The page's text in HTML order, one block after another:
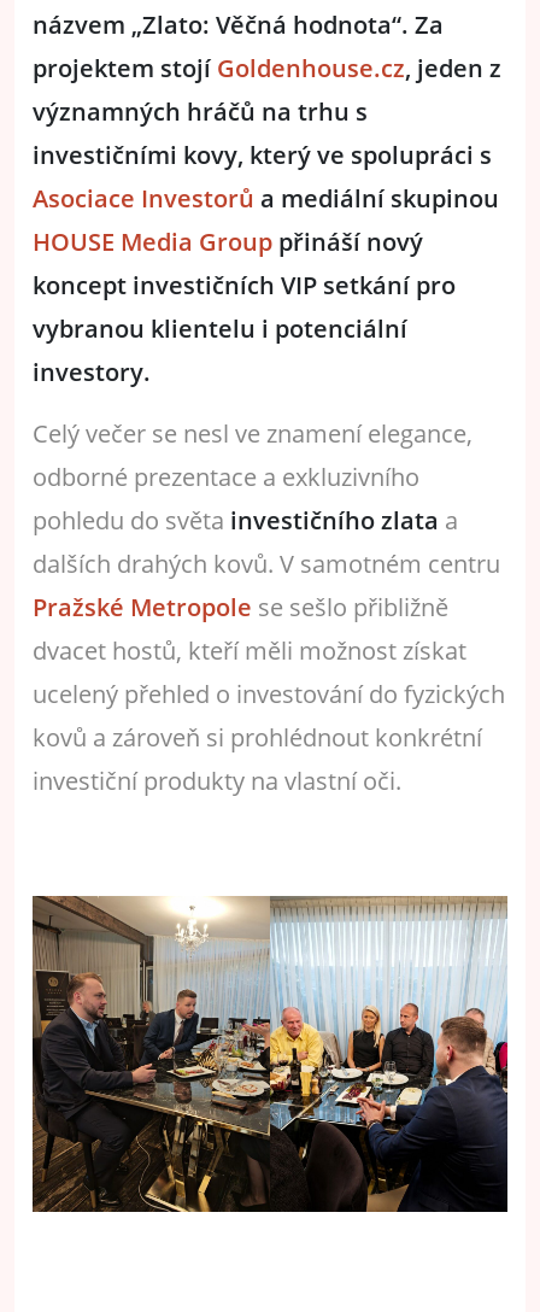
názvem „Zlato: Věčná hodnota“. Za
projektem stojí Goldenhouse.cz, jeden z
významných hráčů na trhu s
investičními kovy, který ve spolupráci s
Asociace Investorů a mediální skupinou
HOUSE Media Group přináší nový
koncept investičních VIP setkání pro
vybranou klientelu i potenciální
investory.
Celý večer se nesl ve znamení elegance,
odborné prezentace a exkluzivního
pohledu do světa investičního zlata a
dalších drahých kovů. V samotném centru
Pražské Metropole se sešlo přibližně
dvacet hostů, kteří měli možnost získat
ucelený přehled o investování do fyzických
kovů a zároveň si prohlédnout konkrétní
investiční produkty na vlastní oči.